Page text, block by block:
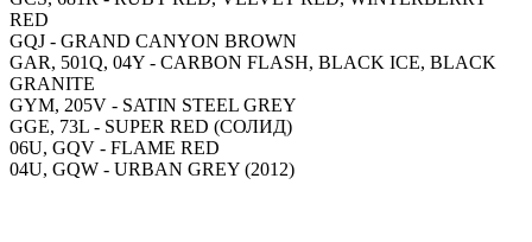
RED
GQJ - GRAND CANYON BROWN
GAR, 501Q, 04Y - CARBON FLASH, BLACK ICE, BLACK
GRANITE
GYM, 205V - SATIN STEEL GREY
GGE, 73L - SUPER RED (СОЛИД)
06U, GQV - FLAME RED
04U, GQW - URBAN GREY (2012)